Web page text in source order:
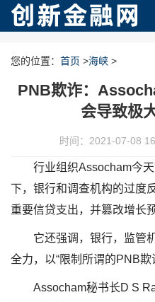
您的位置： 首页 >海峡 >
PNB欺诈：
会导致极
时间：2021-07-08
行业组织Assocham今
下，银行和调查机构的过度
重要信贷支出，并篡改增长预
它还强调，银行，监管
全力，以“限制所谓的PNB欺
Assocham秘书长D S